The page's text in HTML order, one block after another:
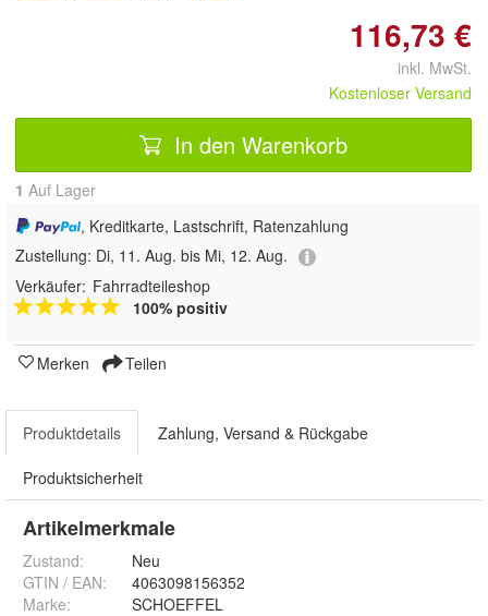
116,73 €
inkl. MwSt.
Kostenloser Versand
In den Warenkorb
1 Auf Lager
, Kreditkarte, Lastschrift, Ratenzahlung
Zustellung: Di, 11. Aug. bis Mi, 12. Aug.
Verkäufer: Fahrradteileshop
100% positiv
Merken Teilen
Produktdetails Zahlung, Versand & Rückgabe
Produktsicherheit
Artikelmerkmale
Zustand:
Neu
GTIN / EAN:
4063098156352
Marke:
SCHOEFFEL